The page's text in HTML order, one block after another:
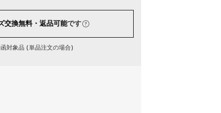
交換無料・返品可能です
対象品 (単品注文の場合)